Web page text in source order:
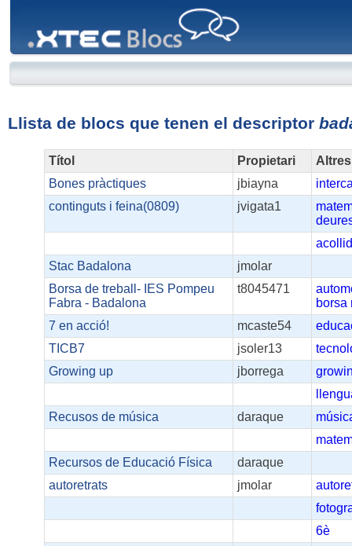
Llista de blocs que tenen el descriptor
Títol Propietari
Bones pràctiques
jbiayna
continguts i feina(0809)
jvigata1
Stac Badalona
jmolar
Borsa de treball- IES Pompeu
Fabra - Badalona
t8045471
borsa
7 en acció!
mcaste54
TICB7
jsoler13
Growing up
jborrega
Recusos de música
daraque
Recursos de Educació Física
daraque
autoretrats
jmolar
6è